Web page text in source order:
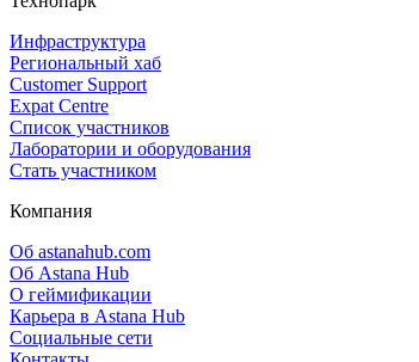
Инфраструктура
Региональный хаб
Customer Support
Expat Centre
Список участников
Лаборатории и оборудования
Стать участником
Компания
Об astanahub.com
Об Astana Hub
О геймификации
Карьера в Astana Hub
Социальные сети